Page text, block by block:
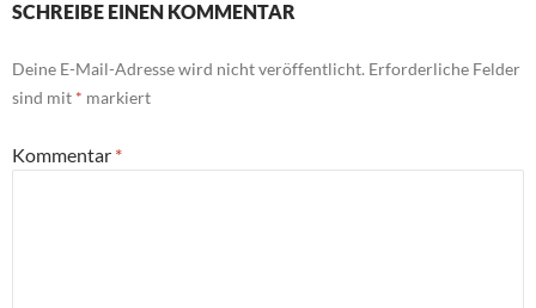
SCHREIBE EINEN KOMMENTAR
Deine E-Mail-Adresse wird nicht veröffentlicht. Erforderliche Felder
sind mit * markiert
Kommentar *